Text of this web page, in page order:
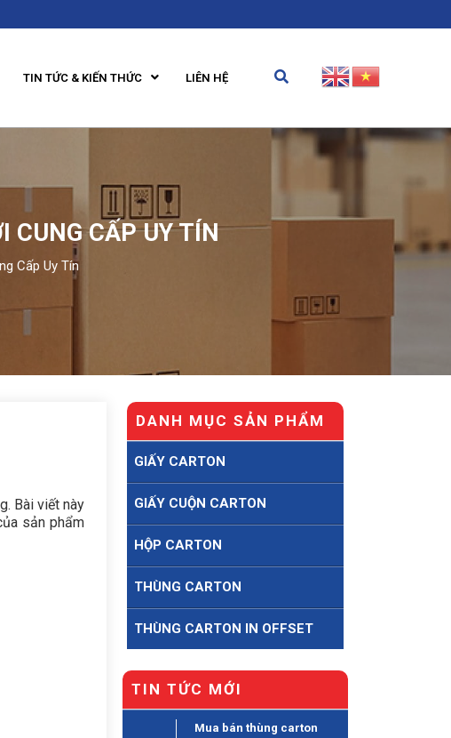
TIN TỨC & KIẾN THỨC LIÊN HỆ
CUNG CẤP UY TÍN
Cấp Uy Tín
Bài viết này
sản phẩm
DANH MỤC SẢN PHẨM
GIẤY CARTON
GIẤY CUỘN CARTON
HỘP CARTON
THÙNG CARTON
THÙNG CARTON IN OFFSET
TIN TỨC MỚI
Mua bán thùng carton